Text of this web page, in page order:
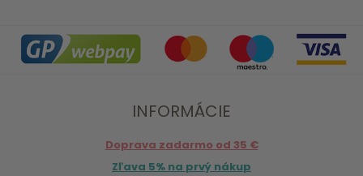
INFORMÁCIE
Doprava zadarmo od 35 €
Zľava 5% na prvý nákup